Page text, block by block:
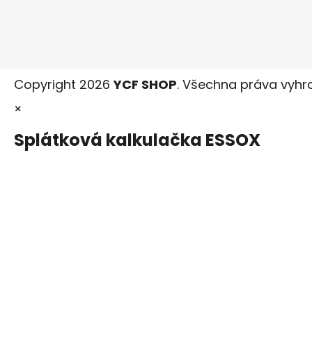
Copyright 2026YCF SHOP. Všechna práva
×
Splátková kalkulačka ESSOX